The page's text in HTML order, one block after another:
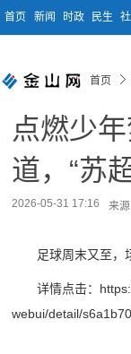
首页 新闻 时政 民生
首页
点燃少
道，“苏
2026-05-31 17:16 来
足球周末又至，
详情点击：
webui/detail/